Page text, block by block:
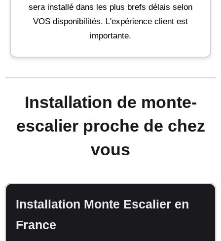
sera installé dans les plus brefs délais selon
VOS disponibilités. L'expérience client est
importante.
Installation de monte-
escalier proche de chez
vous
Installation Monte Escalier en
France